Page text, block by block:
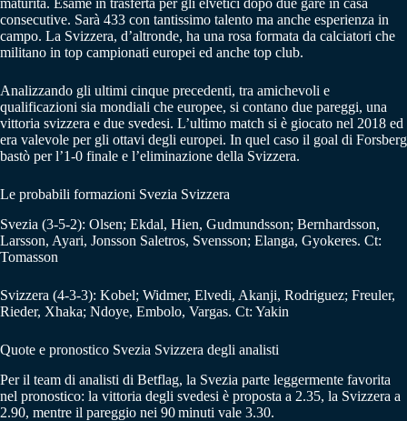
maturità. Esame in trasferta per gli elvetici dopo due gare in casa
consecutive. Sarà 433 con tantissimo talento ma anche esperienza in
campo. La Svizzera, d’altronde, ha una rosa formata da calciatori che
militano in top campionati europei ed anche top club.
Analizzando gli ultimi cinque precedenti, tra amichevoli e
qualificazioni sia mondiali che europee, si contano due pareggi, una
vittoria svizzera e due svedesi. L’ultimo match si è giocato nel 2018 ed
era valevole per gli ottavi degli europei. In quel caso il goal di Forsberg
bastò per l’1-0 finale e l’eliminazione della Svizzera.
Le probabili formazioni Svezia Svizzera
Svezia (3-5-2): Olsen; Ekdal, Hien, Gudmundsson; Bernhardsson,
Larsson, Ayari, Jonsson Saletros, Svensson; Elanga, Gyokeres. Ct:
Tomasson
Svizzera (4-3-3): Kobel; Widmer, Elvedi, Akanji, Rodriguez; Freuler,
Rieder, Xhaka; Ndoye, Embolo, Vargas. Ct: Yakin
Quote e pronostico Svezia Svizzera degli analisti
Per il team di analisti di Betflag, la Svezia parte leggermente favorita
nel pronostico: la vittoria degli svedesi è proposta a 2.35, la Svizzera a
2.90, mentre il pareggio nei 90 minuti vale 3.30.